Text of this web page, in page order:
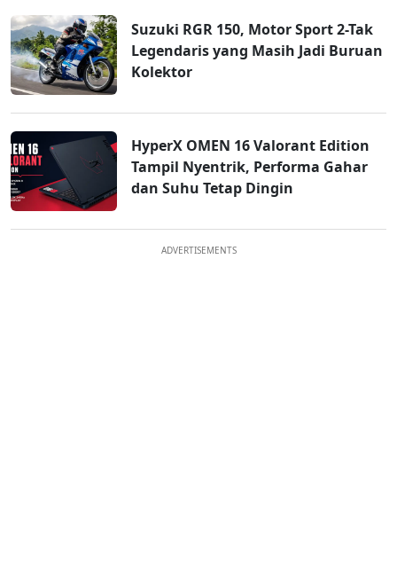
Suzuki RGR 150, Motor Sport 2-Tak
Legendaris yang Masih Jadi Buruan
Kolektor
HyperX OMEN 16 Valorant Edition
Tampil Nyentrik, Performa Gahar
dan Suhu Tetap Dingin
ADVERTISEMENTS